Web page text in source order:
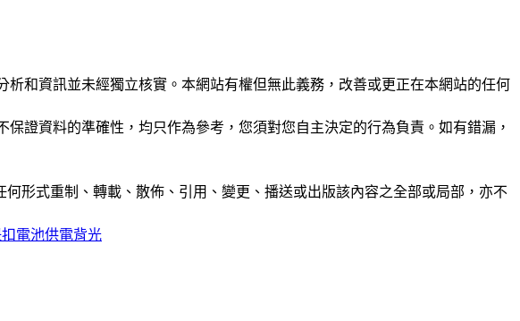
和資訊並未經獨立核實。本網站有權但無此義務，改善或更正在本網站的任何
證資料的準確性，均只作為參考，您須對您自主決定的行為負責。如有錯漏，
形式重制、轉載、散佈、引用、變更、播送或出版該內容之全部或局部，亦不
電池供電背光